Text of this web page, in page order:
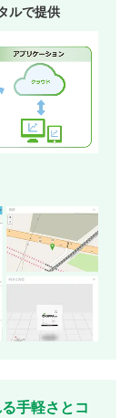
ルで提供
手軽さとコ